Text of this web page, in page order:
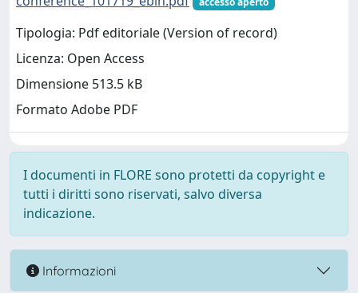
Tipologia: Pdf editoriale (Version of record)
Licenza: Open Access
Dimensione 513.5 kB
Formato Adobe PDF
I documenti in FLORE sono protetti da copyright e
tutti i diritti sono riservati, salvo diversa
indicazione.
Informazioni